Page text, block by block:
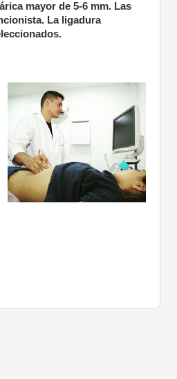
mayor de 5-6 mm. Las
La ligadura